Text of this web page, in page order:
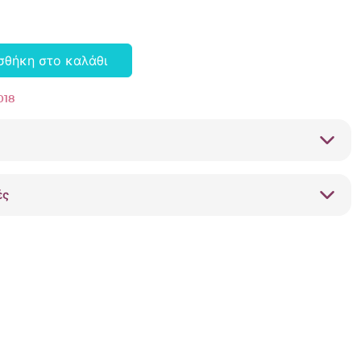
στο καλάθι